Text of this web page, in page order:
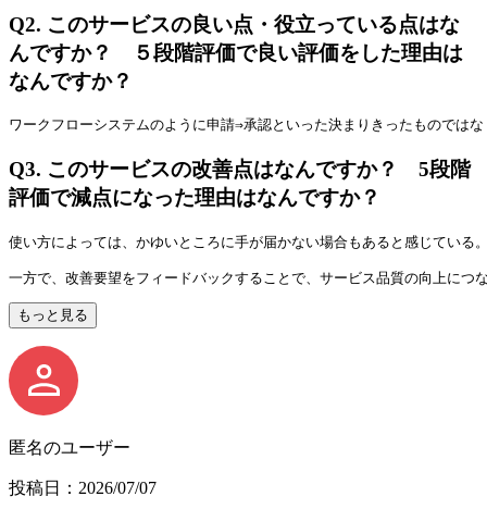
Q2. このサービスの良い点・役立っている点はな
んですか？ ５段階評価で良い評価をした理由は
なんですか？
ワークフローシステムのように申請⇒承認といった決まりきったものでは
Q3. このサービスの改善点はなんですか？ 5段階
評価で減点になった理由はなんですか？
使い方によっては、かゆいところに手が届かない場合もあると感じている
一方で、改善要望をフィードバックすることで、サービス品質の向上につ
もっと見る
匿名のユーザー
投稿日：2026/07/07